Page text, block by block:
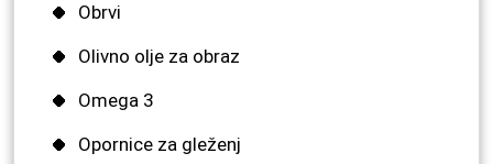
Obrvi
Olivno olje za obraz
Omega 3
Opornice za gleženj